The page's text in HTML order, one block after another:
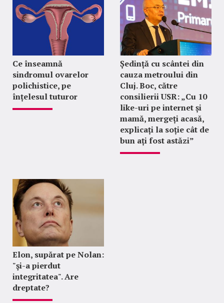
Ce înseamnă
sindromul ovarelor
polichistice, pe
înțelesul tuturor
Ședință cu scântei din
cauza metroului din
Cluj. Boc, către
consilierii USR: „Cu 10
like-uri pe internet și
mamă, mergeți acasă,
explicați la soție cât de
bun ați fost astăzi”
Elon, supărat pe Nolan:
"şi-a pierdut
integritatea". Are
dreptate?